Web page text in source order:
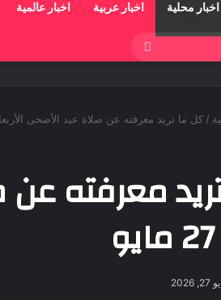
اخبار محلية اخبار عربية اخبار عالمية
/ كل ما تريد معرفته عن صلاة عيد الأضحى الأربعاء 27
معرفته
2026